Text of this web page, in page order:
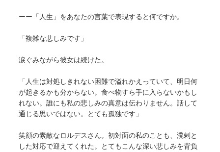
ーー「人生」をあなたの言葉で表現すると何ですか。
「複雑な悲しみです」
涙ぐみながら彼女は続けた。
「人生は対処しきれない困難で溢れかえっていて、明日何
が起きるかも分からない。食べ物すら手に入らないかもし
れない。誰にも私の悲しみの真意は伝わりません。話して
通じる思いではない。とても孤独です」
笑顔の素敵なロルデスさん。初対面の私のことも、溌剌と
した対応で迎えてくれた。とてもこんな深い悲しみを背負